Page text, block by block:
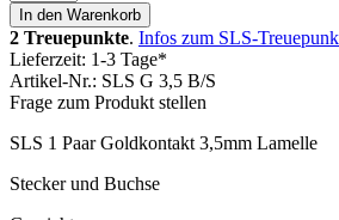
2 Treuepunkte. Infos zum SLS-
Lieferzeit: 1-3 Tage*
Artikel-Nr.: SLS G 3,5 B/S
Frage zum Produkt stellen
SLS 1 Paar Goldkontakt 3,5mm Lamelle
Stecker und Buchse